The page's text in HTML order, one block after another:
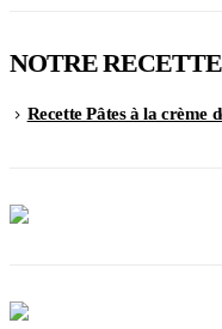
NOTRE
Recette Pâtes à la crème